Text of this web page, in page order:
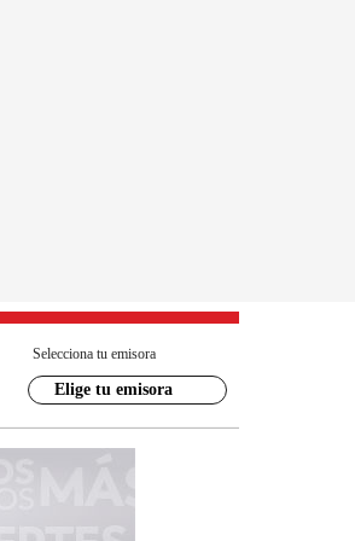
Selecciona tu emisora
Elige tu emisora